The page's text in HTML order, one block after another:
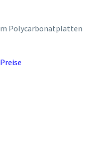
Polycarbonatplatten
Preise